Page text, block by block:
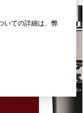
いての詳細は、弊